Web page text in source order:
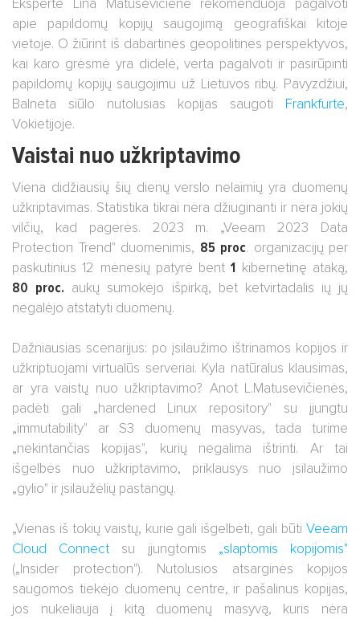
Ekspertė Lina Matusevičienė rekomenduoja pagalvoti
apie papildomų kopijų saugojimą geografiškai kitoje
vietoje. O žiūrint iš dabartinės geopolitinės perspektyvos,
kai karo grėsmė yra didelė, verta pagalvoti ir pasirūpinti
papildomų kopijų saugojimu už Lietuvos ribų. Pavyzdžiui,
Balneta siūlo nutolusias kopijas saugoti Frankfurte,
Vokietijoje.
Vaistai nuo užkriptavimo
Viena didžiausių šių dienų verslo nelaimių yra duomenų
užkriptavimas. Statistika tikrai nėra džiuginanti ir nėra jokių
vilčių, kad pagerės. 2023 m. „Veeam 2023 Data
Protection Trend" duomenimis, 85 proc. organizacijų per
paskutinius 12 mėnesių patyrė bent1 kibernetinę ataką,
80 proc. aukų sumokėjo išpirką, bet ketvirtadalis ių jų
negalėjo atstatyti duomenų.
Dažniausias scenarijus: po įsilaužimo ištrinamos kopijos ir
užkriptuojami virtualūs serveriai. Kyla natūralus klausimas,
ar yra vaistų nuo užkriptavimo? Anot L.Matusevičienės,
padėti gali „hardened Linux repository" su įjungtu
„immutability" ar S3 duomenų masyvas, tada turime
„nekintančias kopijas", kurių negalima ištrinti. Ar tai
išgelbės nuo užkriptavimo, priklausys nuo įsilaužimo
„gylio" ir įsilaužėlių pastangų.
„Vienas iš tokių vaistų, kurie gali išgelbėti, gali būti Veeam
Cloud Connect su įjungtomis „slaptomis kopijomis"
(„Insider protection"). Nutolusios atsarginės kopijos
saugomos tiekėjo duomenų centre, ir pašalinus kopijas,
jos nukeliauja į kitą duomenų masyvą, kuris nėra